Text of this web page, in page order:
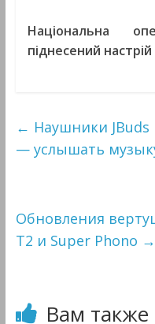
Національна
піднесений
← Наушники
— услышать
Обновления
T2 и Super Phono →
Вам